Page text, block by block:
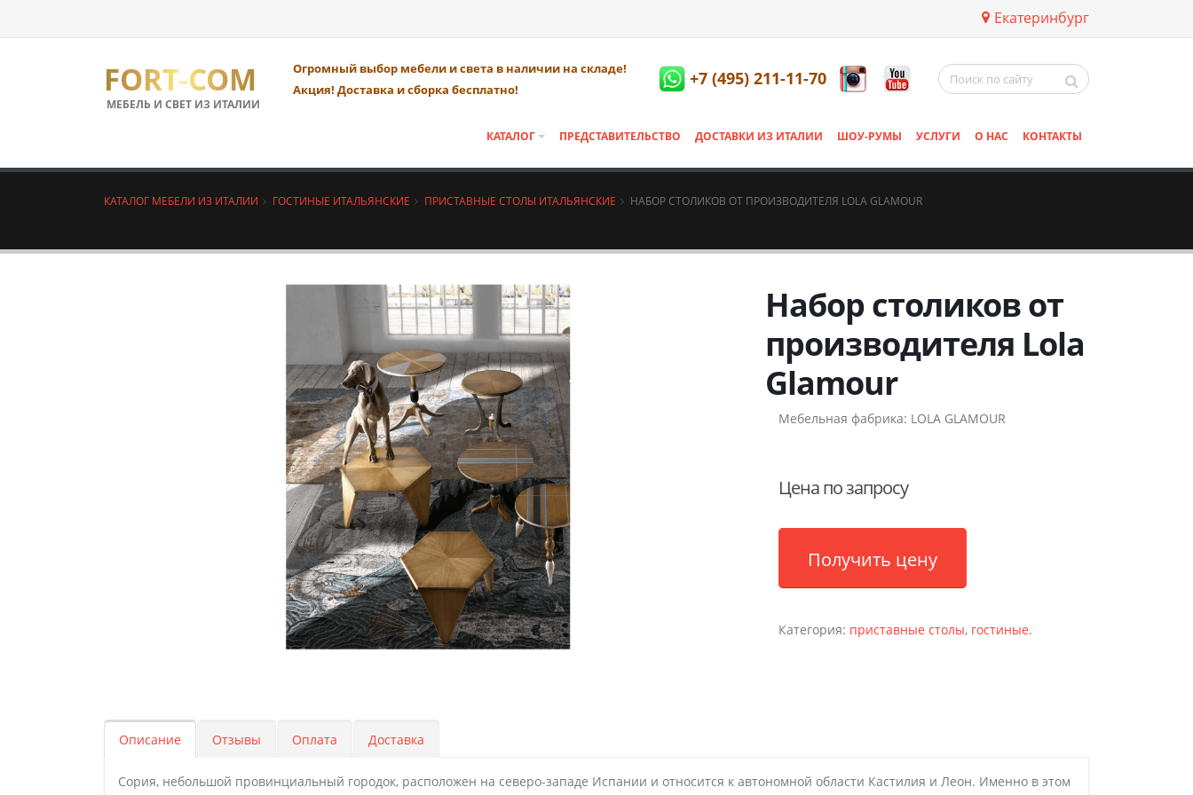
Екатеринбург
FORT-COM
МЕБЕЛЬ И СВЕТ ИЗ ИТАЛИИ
Огромный выбор мебели и света в наличии на складе!
Акция! Доставка и сборка бесплатно!
+7 (495) 211-11-70
КАТАЛОГ ПРЕДСТАВИТЕЛЬСТВО ДОСТАВКИ ИЗ ИТАЛИИ ШОУ-РУМЫ УСЛУГИ О НАС КОНТАКТЫ
КАТАЛОГ МЕБЕЛИ ИЗ ИТАЛИИ ГОСТИНЫЕ ИТАЛЬЯНСКИЕ ПРИСТАВНЫЕ СТОЛЫ ИТАЛЬЯНСКИЕ НАБОР СТОЛИКОВ ОТ ПРОИЗВОДИТЕЛЯ LOLA GLAMOUR
Набор столиков от
производителя Lola
Glamour
Мебельная фабрика: LOLA GLAMOUR
Цена по запросу
Получить цену
Категория: приставные столы, гостиные.
Описание Отзывы Оплата Доставка
Сория, небольшой провинциальный городок, расположен на северо-западе Испании и относится к автономной области Кастилия и Леон. Именно в этом